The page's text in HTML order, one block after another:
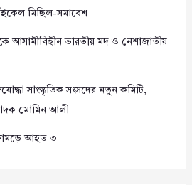
মিছিল-সমাবেশ
আসামীবিহীন ভারতীয় মদ ও নেশাজাতীয়
সাংস্কৃতিক সংসদের নতুন কমিটি,
মোমিন আলী
কামড়ে আহত ৩